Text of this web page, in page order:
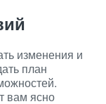
изменения и
план
вам ясно